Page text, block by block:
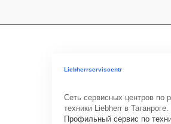
Liebherrserviscentr
Сеть сервисных центров по
техники Liebherr в Таганроге.
Профильный сервис по